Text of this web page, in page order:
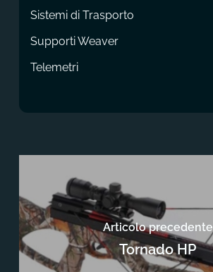
Sistemi di Trasporto
Supporti Weaver
Telemetri
Articolo precedente
Tornado HP